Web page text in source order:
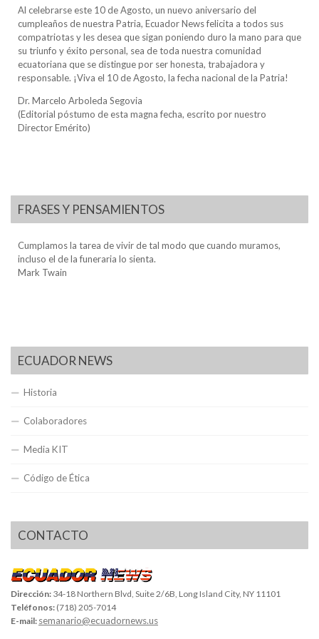
Al celebrarse este 10 de Agosto, un nuevo aniversario del
cumpleaños de nuestra Patria, Ecuador News felicita a todos sus
compatriotas y les desea que sigan poniendo duro la mano para que
su triunfo y éxito personal, sea de toda nuestra comunidad
ecuatoriana que se distingue por ser honesta, trabajadora y
responsable. ¡Viva el 10 de Agosto, la fecha nacional de la Patria!
Dr. Marcelo Arboleda Segovia
(Editorial póstumo de esta magna fecha, escrito por nuestro
Director Emérito)
FRASES Y PENSAMIENTOS
Cumplamos la tarea de vivir de tal modo que cuando muramos,
incluso el de la funeraria lo sienta.
Mark Twain
ECUADOR NEWS
Historia
Colaboradores
Media KIT
Código de Ética
CONTACTO
Dirección: 34-18 Northern Blvd, Suite 2/6B, Long Island City, NY 11101
Teléfonos: (718) 205-7014
E-mail: semanario@ecuadornews.us